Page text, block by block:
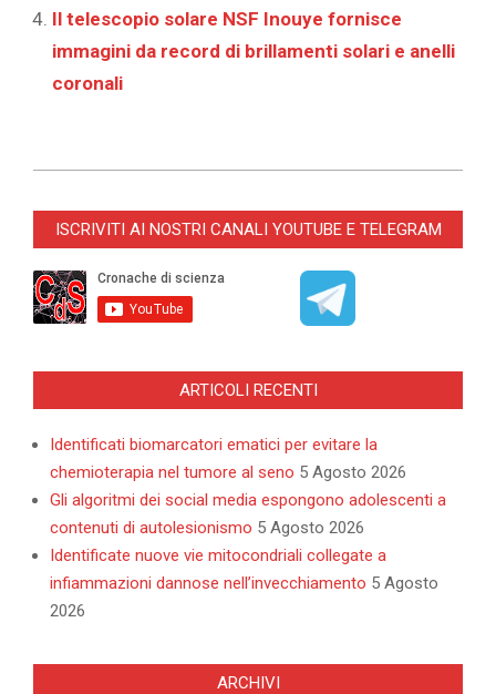
Il telescopio solare NSF Inouye fornisce
immagini da record di brillamenti solari e anelli
coronali
12-
ISCRIVITI AI NOSTRI CANALI YOUTUBE E TELEGRAM
ARTICOLI RECENTI
Identificati biomarcatori ematici per evitare la
chemioterapia nel tumore al seno 5 Agosto 2026
Gli algoritmi dei social media espongono adolescenti a
contenuti di autolesionismo 5 Agosto 2026
Identificate nuove vie mitocondriali collegate a
infiammazioni dannose nell’invecchiamento 5 Agosto
2026
ARCHIVI